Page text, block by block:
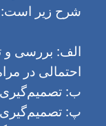
شرح زیر است:
الف: بررسی و
احتمالی در
ب:
پ: تصمیم‌گیری